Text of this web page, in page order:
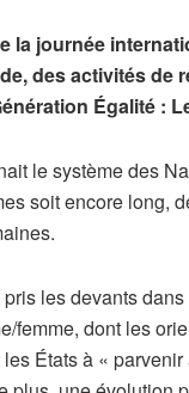
la journée
des activités de
Égalité :
le système des
soit encore long,
les devants dans
femme, dont les
États à «